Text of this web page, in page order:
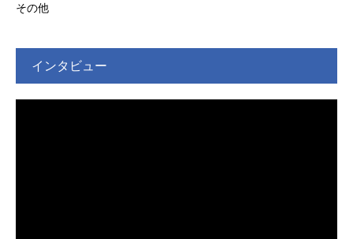
その他
インタビュー